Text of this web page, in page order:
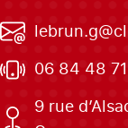
06 84 48
9 rue